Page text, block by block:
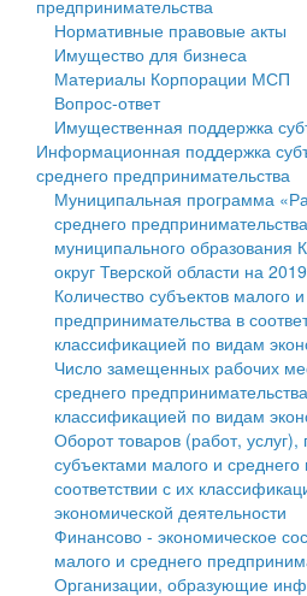
Государственные услуги
Промышленность и АПК
Экономика и бизнес
...
Символика
Устав
Гостям округа
Туризм
Культура
Образование
Здравоохранение
Социальная защита
Фотоальбом
муниципального округа
Администрация Кашинского
Тверской области
Управление сельскими
Открытые данные
Работа с обращениями граждан
Муниципальный контроль
Муниципальные услуги
Проекты административных
Антимонопольный комплаенс
Противодействие коррупции
Финансовое управление
Бюджет для граждан
Имущество
Выявление правообладателей
объектов недвижимости
Имущественная поддержка
среднего предпринимательства
Информационная поддержка
среднего предпринимательства
Муниципальные программы
Контрольно-счетная палата
Персональные данные
предпринимательства
Нормативные правовые акты
Имущество для бизнеса
Материалы Корпорации МСП
Вопрос-ответ
Имущественная поддержка
Информационная поддержка
среднего предпринимательства
Муниципальная программа
среднего
муниципального образования
округ Тверской области на
Количество субъектов малого
предпринимательства в
классификацией по видам
Число замещенных рабочих
среднего
классификацией по видам
Оборот товаров (работ,
субъектами малого и
соответствии с их
экономической деятельности
Финансово - экономическое
малого и среднего
Организации, образующие